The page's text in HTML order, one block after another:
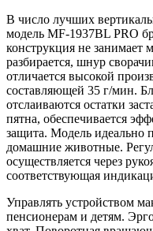
В число лучших
модель MF-1937BL PRO
конструкция не занимает
разбирается, шнур
отличается высокой
составляющей 35 г/мин.
отслаиваются остатки
пятна, обеспечивается
защита. Модель идеально
домашние животные.
осуществляется через
соответствующая
Управлять устройством
пенсионерам и детям.